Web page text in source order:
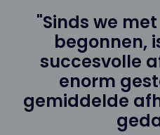
"Sinds we
begonnen,
succesvolle
enorm
gemiddelde